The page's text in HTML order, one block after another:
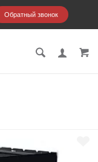
Обратный звонок